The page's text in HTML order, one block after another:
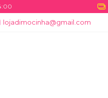
lojadimocinha@gmail.com